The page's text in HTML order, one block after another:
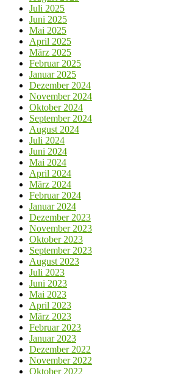
Juli 2025
Juni 2025
Mai 2025
April 2025
März 2025
Februar 2025
Januar 2025
Dezember 2024
November 2024
Oktober 2024
September 2024
August 2024
Juli 2024
Juni 2024
Mai 2024
April 2024
März 2024
Februar 2024
Januar 2024
Dezember 2023
November 2023
Oktober 2023
September 2023
August 2023
Juli 2023
Juni 2023
Mai 2023
April 2023
März 2023
Februar 2023
Januar 2023
Dezember 2022
November 2022
Oktober 2022